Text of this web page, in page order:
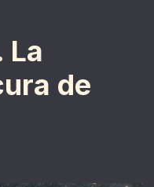
La
de